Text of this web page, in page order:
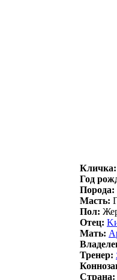
Кличка:
Год
Порода:
Масть:
Пол:
Отец:
Мать:
Тренер:
Страна: